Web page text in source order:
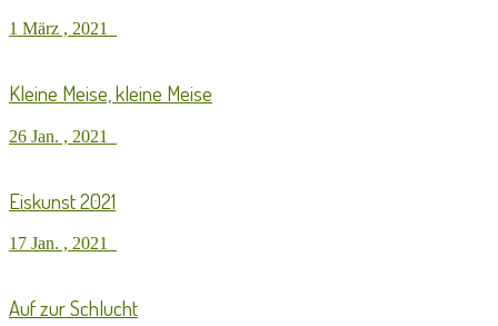
1 März , 2021
Kleine Meise, kleine Meise
26 Jan. , 2021
Eiskunst 2021
17 Jan. , 2021
Auf zur Schlucht